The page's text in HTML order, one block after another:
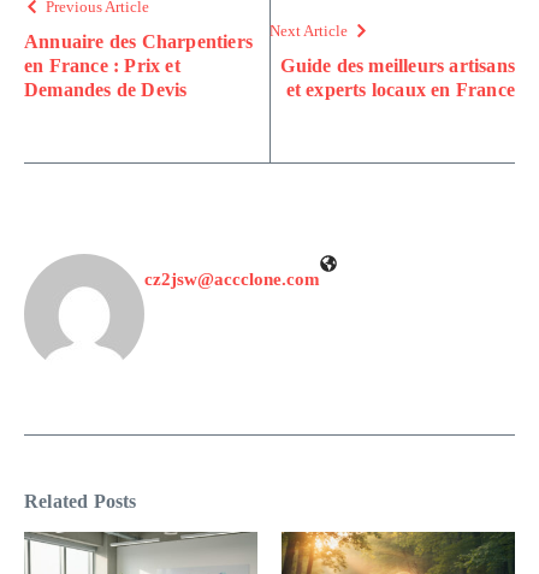
Previous Article
Annuaire des Charpentiers
en France : Prix et
Demandes de Devis
Next Article
Guide des meilleurs artisans
et experts locaux en France
cz2jsw@accclone.com
Related Posts